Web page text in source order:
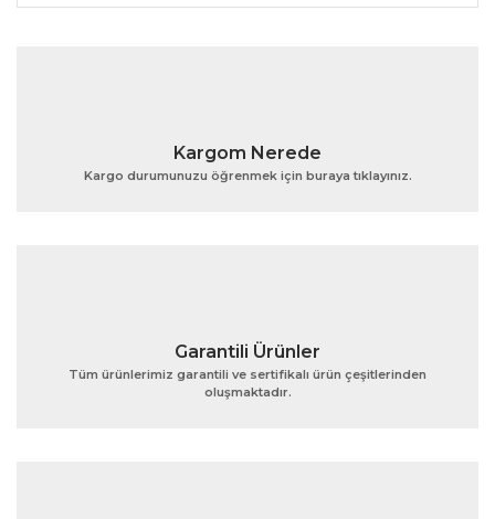
Bu ürünün fiyat bilgisi, resim, ürün açıklamalarında ve
Ürün açıklamasında eksik bilgiler bulunuyor.
Gönder
Kargom Nerede
Kargo durumunuzu öğrenmek için buraya tıklayınız.
Garantili Ürünler
Tüm ürünlerimiz garantili ve sertifikalı ürün çeşitlerinden
oluşmaktadır.